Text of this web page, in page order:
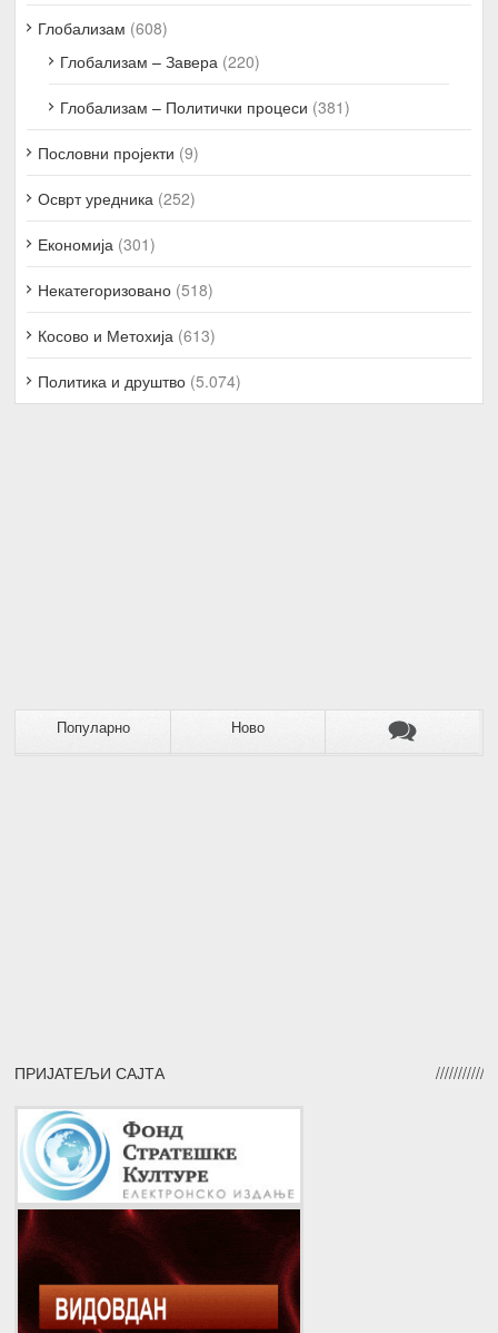
Глобализам (608)
Глобализам – Завера (220)
Глобализам – Политички процеси (381)
Пословни пројекти (9)
Осврт уредника (252)
Економија (301)
Некатегоризовано (518)
Косово и Метохија (613)
Политика и друштво (5.074)
Популарно Ново
ПРИЈАТЕЉИ САЈТА